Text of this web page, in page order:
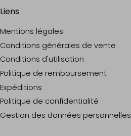
Liens
Mentions légales
Conditions générales de vente
Conditions d'utilisation
Politique de remboursement
Expéditions
Politique de confidentialité
Gestion des données personnelles